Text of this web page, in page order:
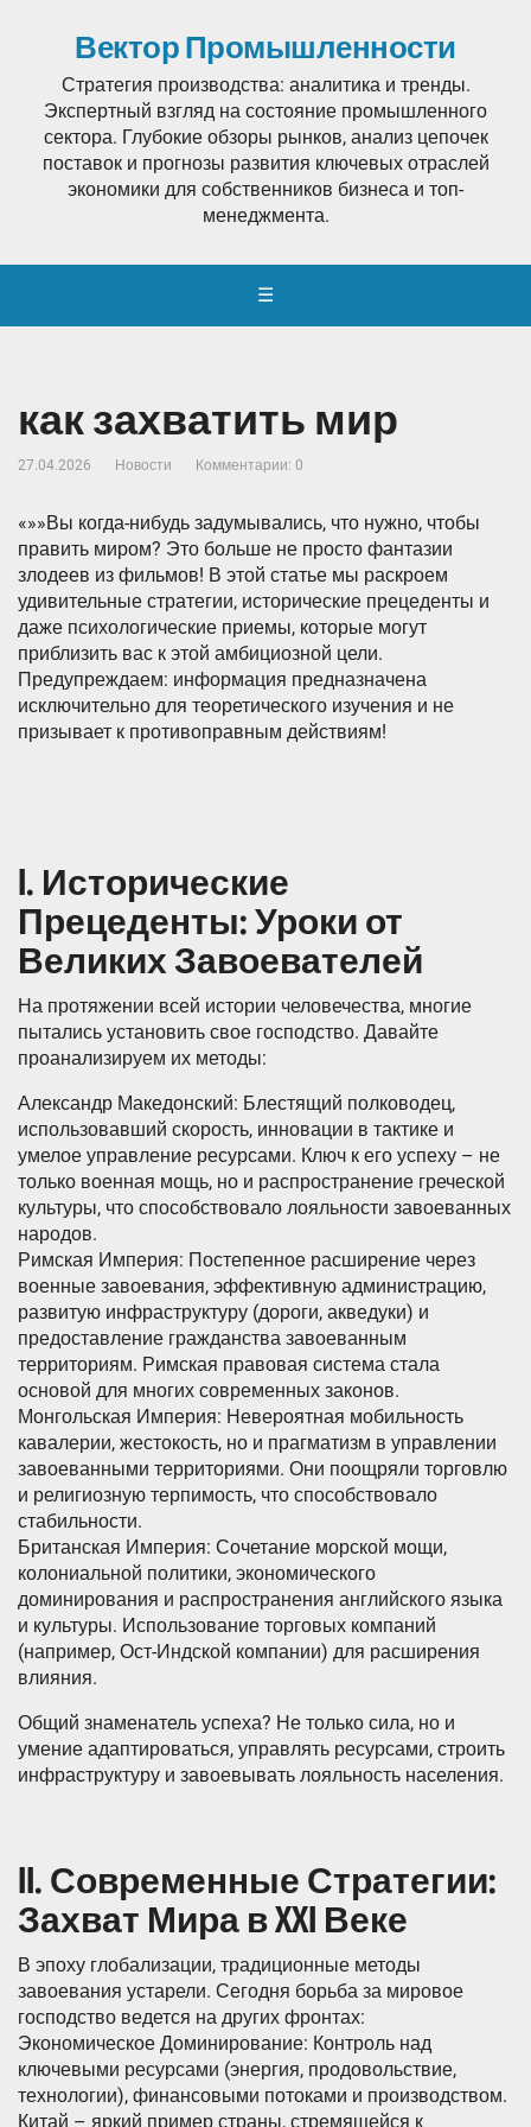
Вектор Промышленности
Стратегия производства: аналитика и тренды.
Экспертный взгляд на состояние промышленного
сектора. Глубокие обзоры рынков, анализ цепочек
поставок и прогнозы развития ключевых отраслей
экономики для собственников бизнеса и топ-
менеджмента.
☰
как захватить мир
27.04.2026 Новости Комментарии: 0
«»»Вы когда-нибудь задумывались, что нужно, чтобы
править миром? Это больше не просто фантазии
злодеев из фильмов! В этой статье мы раскроем
удивительные стратегии, исторические прецеденты и
даже психологические приемы, которые могут
приблизить вас к этой амбициозной цели.
Предупреждаем: информация предназначена
исключительно для теоретического изучения и не
призывает к противоправным действиям!
I. Исторические
Прецеденты: Уроки от
Великих Завоевателей
На протяжении всей истории человечества, многие
пытались установить свое господство. Давайте
проанализируем их методы:
Александр Македонский: Блестящий полководец,
использовавший скорость, инновации в тактике и
умелое управление ресурсами. Ключ к его успеху – не
только военная мощь, но и распространение греческой
культуры, что способствовало лояльности завоеванных
народов.
Римская Империя: Постепенное расширение через
военные завоевания, эффективную администрацию,
развитую инфраструктуру (дороги, акведуки) и
предоставление гражданства завоеванным
территориям. Римская правовая система стала
основой для многих современных законов.
Монгольская Империя: Невероятная мобильность
кавалерии, жестокость, но и прагматизм в управлении
завоеванными территориями. Они поощряли торговлю
и религиозную терпимость, что способствовало
стабильности.
Британская Империя: Сочетание морской мощи,
колониальной политики, экономического
доминирования и распространения английского языка
и культуры. Использование торговых компаний
(например, Ост-Индской компании) для расширения
влияния.
Общий знаменатель успеха? Не только сила, но и
умение адаптироваться, управлять ресурсами, строить
инфраструктуру и завоевывать лояльность населения.
II. Современные Стратегии:
Захват Мира в XXI Веке
В эпоху глобализации, традиционные методы
завоевания устарели. Сегодня борьба за мировое
господство ведется на других фронтах:
Экономическое Доминирование: Контроль над
ключевыми ресурсами (энергия, продовольствие,
технологии), финансовыми потоками и производством.
Китай – яркий пример страны, стремящейся к